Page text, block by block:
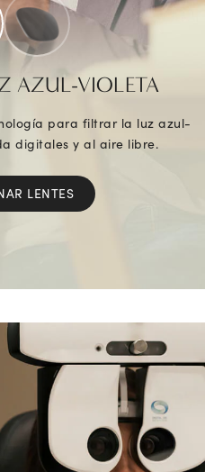
AZUL-VIOLETA
para filtrar la luz azul-
digitales y al aire libre.
LENTES